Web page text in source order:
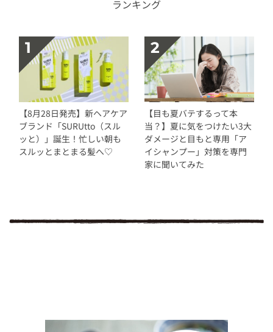
ランキング
【8月28日発売】新ヘアケア
ブランド「SURUtto（スル
ッと）」誕生！忙しい朝も
スルッとまとまる髪へ♡
【目も夏バテするって本
当？】夏に気をつけたい3大
ダメージと目もと専用「ア
イシャンプー」対策を専門
家に聞いてみた